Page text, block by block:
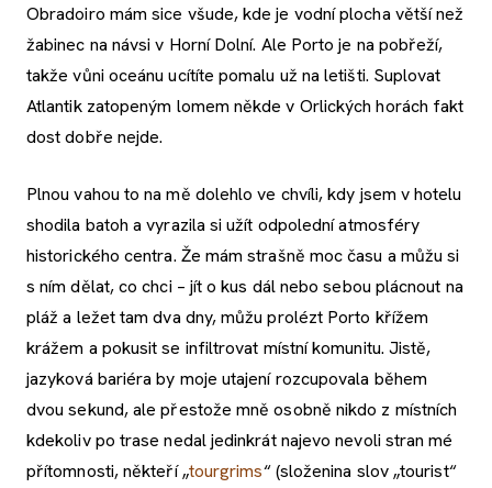
Obradoiro mám sice všude, kde je vodní plocha větší než
žabinec na návsi v Horní Dolní. Ale Porto je na pobřeží,
takže vůni oceánu ucítíte pomalu už na letišti. Suplovat
Atlantik zatopeným lomem někde v Orlických horách fakt
dost dobře nejde.
Plnou vahou to na mě dolehlo ve chvíli, kdy jsem v hotelu
shodila batoh a vyrazila si užít odpolední atmosféry
historického centra. Že mám strašně moc času a můžu si
s ním dělat, co chci – jít o kus dál nebo sebou plácnout na
pláž a ležet tam dva dny, můžu prolézt Porto křížem
krážem a pokusit se infiltrovat místní komunitu. Jistě,
jazyková bariéra by moje utajení rozcupovala během
dvou sekund, ale přestože mně osobně nikdo z místních
kdekoliv po trase nedal jedinkrát najevo nevoli stran mé
přítomnosti, někteří „tourgrims“ (složenina slov „tourist“